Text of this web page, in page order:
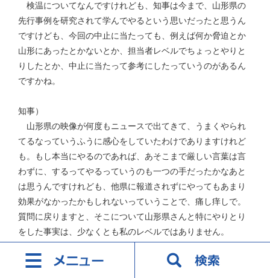
検温についてなんですけれども、知事は今まで、山形県の
先行事例を研究されて学んでやるという思いだったと思うん
ですけども、今回の中止に当たっても、例えば何か脅迫とか
山形にあったとかないとか、担当者レベルでちょっとやりと
りしたとか、中止に当たって参考にしたっていうのがあるん
ですかね。
知事）
山形県の映像が何度もニュースで出てきて、うまくやられ
てるなっていうふうに感心をしていたわけでありますけれど
も。もし本当にやるのであれば、あそこまで厳しい言葉は言
わずに、するってやるっていうのも一つの手だったかなあと
は思うんですけれども、他県に報道されずにやってもあまり
効果がなかったかもしれないっていうことで、痛し痒しで。
質問に戻りますと、そこについて山形県さんと特にやりとり
をした事実は、少なくとも私のレベルではありません。
記者）